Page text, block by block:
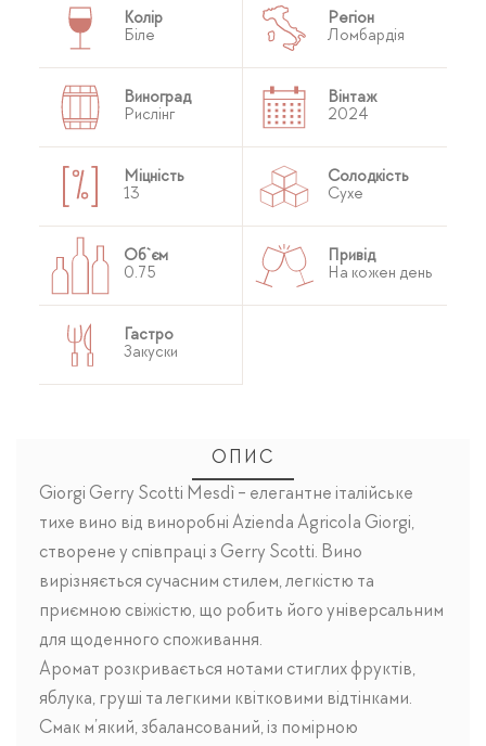
Колір
Біле
Регіон
Ломбардія
Виноград
Рислінг
Вінтаж
2024
Міцність
13
Солодкість
Сухе
Об`єм
0.75
Привід
На кожен день
Гастро
Закуски
ОПИС
Giorgi Gerry Scotti Mesdì - елегантне італійське
тихе вино від виноробні Azienda Agricola Giorgi,
створене у співпраці з Gerry Scotti. Вино
вирізняється сучасним стилем, легкістю та
приємною свіжістю, що робить його універсальним
для щоденного споживання.
Аромат розкривається нотами стиглих фруктів,
яблука, груші та легкими квітковими відтінками.
Смак м’який, збалансований, із помірною